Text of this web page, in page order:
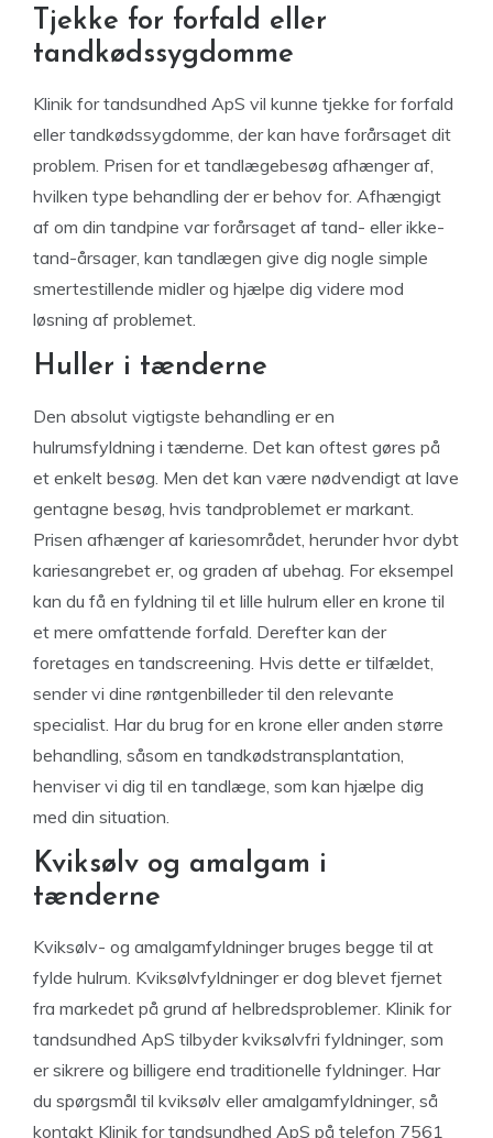
Tjekke for forfald eller
tandkødssygdomme
Klinik for tandsundhed ApS vil kunne tjekke for forfald
eller tandkødssygdomme, der kan have forårsaget dit
problem. Prisen for et tandlægebesøg afhænger af,
hvilken type behandling der er behov for. Afhængigt
af om din tandpine var forårsaget af tand- eller ikke-
tand-årsager, kan tandlægen give dig nogle simple
smertestillende midler og hjælpe dig videre mod
løsning af problemet.
Huller i tænderne
Den absolut vigtigste behandling er en
hulrumsfyldning i tænderne. Det kan oftest gøres på
et enkelt besøg. Men det kan være nødvendigt at lave
gentagne besøg, hvis tandproblemet er markant.
Prisen afhænger af kariesområdet, herunder hvor dybt
kariesangrebet er, og graden af ubehag. For eksempel
kan du få en fyldning til et lille hulrum eller en krone til
et mere omfattende forfald. Derefter kan der
foretages en tandscreening. Hvis dette er tilfældet,
sender vi dine røntgenbilleder til den relevante
specialist. Har du brug for en krone eller anden større
behandling, såsom en tandkødstransplantation,
henviser vi dig til en tandlæge, som kan hjælpe dig
med din situation.
Kviksølv og amalgam i
tænderne
Kviksølv- og amalgamfyldninger bruges begge til at
fylde hulrum. Kviksølvfyldninger er dog blevet fjernet
fra markedet på grund af helbredsproblemer. Klinik for
tandsundhed ApS tilbyder kviksølvfri fyldninger, som
er sikrere og billigere end traditionelle fyldninger. Har
du spørgsmål til kviksølv eller amalgamfyldninger, så
kontakt Klinik for tandsundhed ApS på telefon 7561